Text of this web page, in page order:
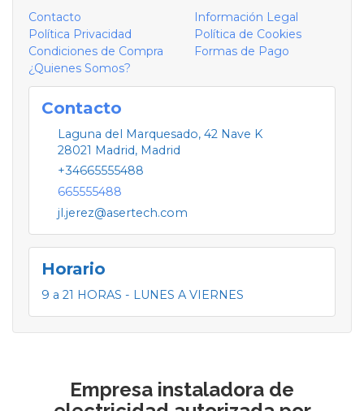
Contacto
Información Legal
Política Privacidad
Política de Cookies
Condiciones de Compra
Formas de Pago
¿Quienes Somos?
Contacto
Laguna del Marquesado, 42 Nave K
28021 Madrid, Madrid
+34665555488
665555488
jl.jerez@asertech.com
Horario
9 a 21 HORAS - LUNES A VIERNES
Empresa instaladora de